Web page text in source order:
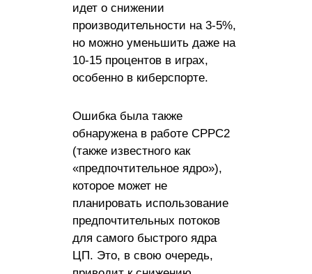
идет о снижении
производительности на 3-5%,
но можно уменьшить даже на
10-15 процентов в играх,
особенно в киберспорте.
Ошибка была также
обнаружена в работе CPPC2
(также известного как
«предпочтительное ядро»),
которое может не
планировать использование
предпочтительных потоков
для самого быстрого ядра
ЦП. Это, в свою очередь,